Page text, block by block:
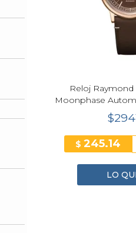
Reloj Raymond
Moonphase
Hombre
$ 245.14
LO